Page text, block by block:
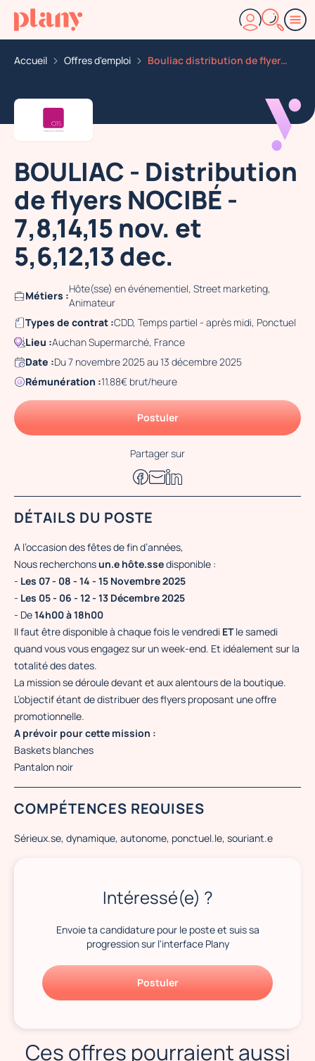
Accueil Offres d'emploi Bouliac distribution de flyers nocibe 7 8 14 15 nov et
BOULIAC - Distribution
de flyers NOCIBÉ -
7,8,14,15 nov. et
5,6,12,13 dec.
Métiers :
Hôte(sse) en événementiel, Street marketing,
Animateur
Types de contrat :CDD, Temps partiel - après midi, Ponctuel
Lieu :Auchan Supermarché, France
Date :Du 7 novembre 2025 au 13 décembre 2025
Rémunération :11.88€ brut/heure
Postuler
Partager sur
DÉTAILS DU POSTE
A l’occasion des fêtes de fin d’années,
Nous recherchonsun.e hôte.ssedisponible :
- Les 07 - 08 - 14 - 15 Novembre 2025
- Les 05 - 06 - 12 - 13 Décembre 2025
- De14h00 à 18h00
Il faut être disponible à chaque fois le vendredi ETle samedi
quand vous vous engagez sur un week-end. Et idéalement sur la
totalité des dates.
La mission se déroule devant et aux alentours de la boutique.
L’objectif étant de distribuer des flyers proposant une offre
promotionnelle.
A prévoir pour cette mission :
Baskets blanches
Pantalon noir
COMPÉTENCES REQUISES
Sérieux.se, dynamique, autonome, ponctuel.le, souriant.e
Intéressé(e) ?
Envoie ta candidature pour le poste et suis sa
progression sur l'interface Plany
Postuler
Ces offres pourraient aussi